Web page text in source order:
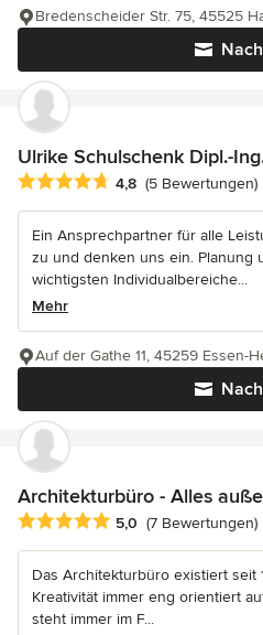
Bredenscheider Str. 75, 45525
Ulrike Schulschenk Dipl.-
Durchschnittliche Bewertung:
4,8 (5 Bewertungen)
Ein Ansprechpartner für alle
zu und denken uns ein. Planung
wichtigsten Individualbereiche...
Mehr
Auf der Gathe 11, 45259 Essen-
Architekturbüro - Alles
Durchschnittliche Bewertung: 5
5,0 (7 Bewertungen)
Das Architekturbüro existiert seit
Kreativität immer eng orientiert
steht immer im F...